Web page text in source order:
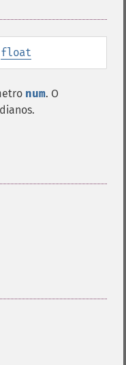
float
num. O